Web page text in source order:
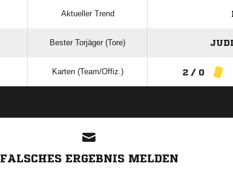
Aktueller Trend
Bester Torjäger (Tore)
Karten (Team/Offiz.) 2 / 0
FALSCHES ERGEBNIS MELDEN